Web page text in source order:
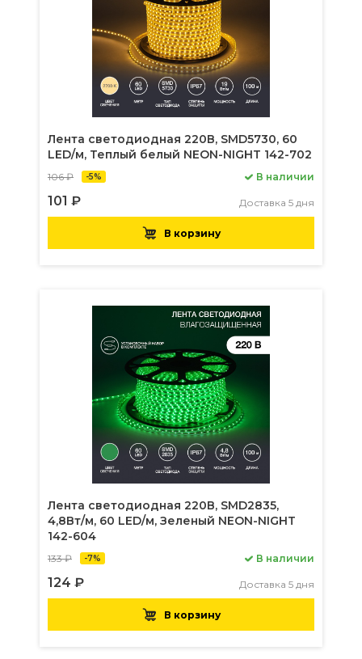
Лента светодиодная 220В, SMD5730, 60
LED/м, Теплый белый NEON-NIGHT 142-702
106 ₽ -5%
101 ₽
В наличии
Доставка 5 дня
В корзину
Лента светодиодная 220В, SMD2835,
4,8Вт/м, 60 LED/м, Зеленый NEON-NIGHT
142-604
133 ₽ -7%
124 ₽
В наличии
Доставка 5 дня
В корзину